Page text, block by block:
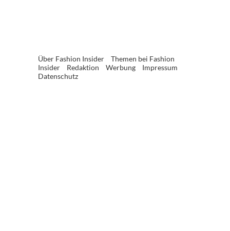
Über Fashion Insider
Themen bei Fashion
Insider
Redaktion Werbung
Impressum
Datenschutz